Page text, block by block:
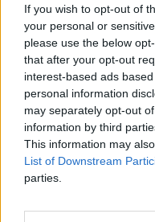
If you wish to opt-out of
your personal or
please use the below
that after your opt-out
interest-based ads
personal information
may separately opt-out
information by third
This information may
List of Downstream
parties.
Kaczyński o
„Przyjdzie dzień
Okrzyki protestujących
placu Piłsudskiego w
zareagował na
propagandzie” i
że po zmianie władzy
dzień zwycięstwa i ukarania